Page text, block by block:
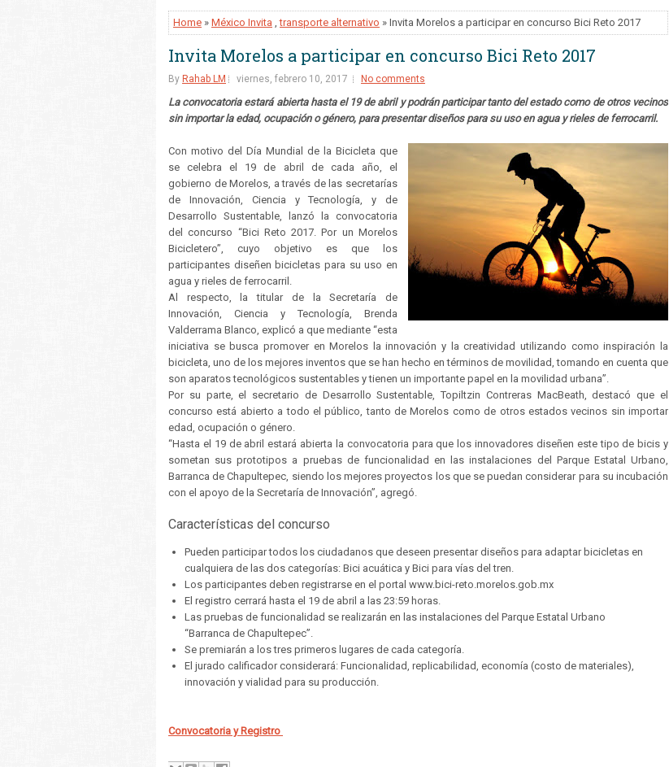
Home » México Invita ,transporte alternativo » Invita Morelos a participar en concurso Bici Reto 2017
Invita Morelos a participar en concurso Bici Reto 2017
By Rahab LM viernes, febrero 10, 2017 No comments
La convocatoria estará abierta hasta el 19 de abril y podrán participar tanto del estado como de otros vecinos
sin importar la edad, ocupación o género, para presentar diseños para su uso en agua y rieles de ferrocarril.
Con motivo del Día Mundial de la Bicicleta que
se celebra el 19 de abril de cada año, el
gobierno de Morelos, a través de las secretarías
de Innovación, Ciencia y Tecnología, y de
Desarrollo Sustentable, lanzó la convocatoria
del concurso “Bici Reto 2017. Por un Morelos
Bicicletero”, cuyo objetivo es que los
participantes diseñen bicicletas para su uso en
agua y rieles de ferrocarril.
Al respecto, la titular de la Secretaría de
Innovación, Ciencia y Tecnología, Brenda
Valderrama Blanco, explicó a que mediante “esta
iniciativa se busca promover en Morelos la innovación y la creatividad utilizando como inspiración la
bicicleta, uno de los mejores inventos que se han hecho en términos de movilidad, tomando en cuenta que
son aparatos tecnológicos sustentables y tienen un importante papel en la movilidad urbana”.
Por su parte, el secretario de Desarrollo Sustentable, Topiltzin Contreras MacBeath, destacó que el
concurso está abierto a todo el público, tanto de Morelos como de otros estados vecinos sin importar
edad, ocupación o género.
“Hasta el 19 de abril estará abierta la convocatoria para que los innovadores diseñen este tipo de bicis y
sometan sus prototipos a pruebas de funcionalidad en las instalaciones del Parque Estatal Urbano,
Barranca de Chapultepec, siendo los mejores proyectos los que se puedan considerar para su incubación
con el apoyo de la Secretaría de Innovación”, agregó.
Características del concurso
Pueden participar todos los ciudadanos que deseen presentar diseños para adaptar bicicletas en
cualquiera de las dos categorías: Bici acuática y Bici para vías del tren.
Los participantes deben registrarse en el portal www.bici-reto.morelos.gob.mx
El registro cerrará hasta el 19 de abril a las 23:59 horas.
Las pruebas de funcionalidad se realizarán en las instalaciones del Parque Estatal Urbano
“Barranca de Chapultepec”.
Se premiarán a los tres primeros lugares de cada categoría.
El jurado calificador considerará: Funcionalidad, replicabilidad, economía (costo de materiales),
innovación y vialidad para su producción.
Convocatoria y Registro